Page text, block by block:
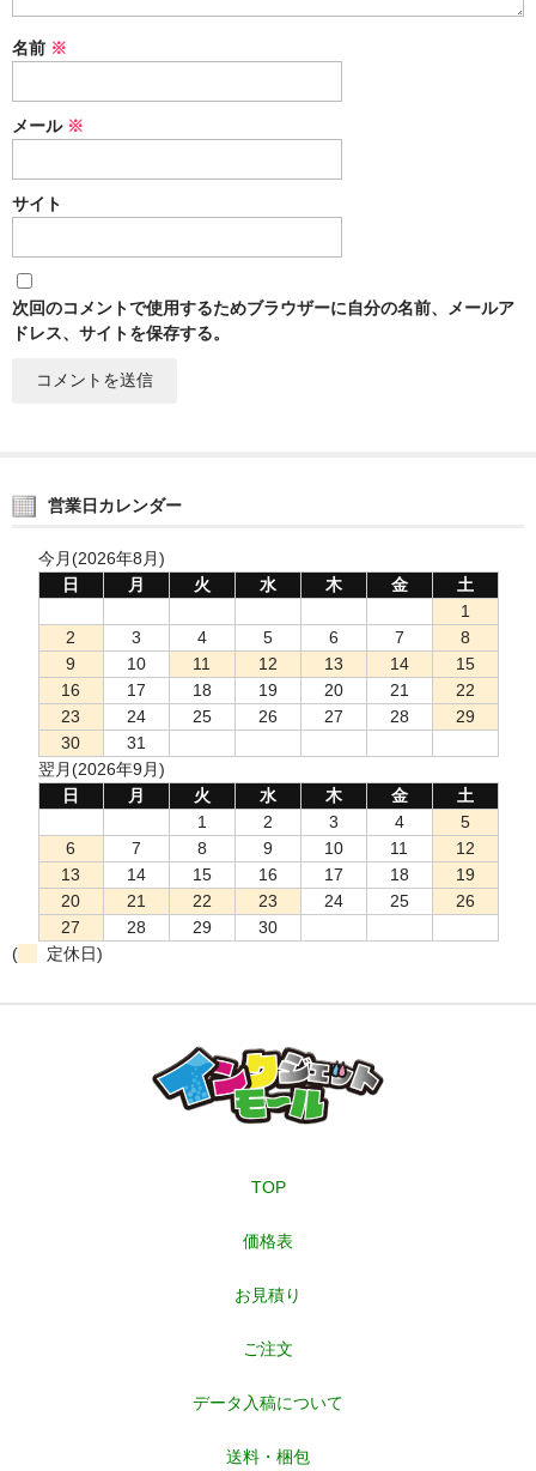
名前 ※
メール ※
サイト
次回のコメントで使用するためブラウザーに自分の名前、メールア
ドレス、サイトを保存する。
営業日カレンダー
今月(2026年8月)
日
月 火 水 木 金
土
1
2
3 4 5 6 7
8
9
10 11 12 13 14
15
16
17 18 19 20 21
22
23
24 25 26 27 28
29
30
31
翌月(2026年9月)
日
月 火 水 木 金
土
1
2 3 4
5
6
7 8 9 10 11
12
13
14 15 16 17 18
19
20
21 22 23 24 25
26
27
28 29
30
(
定休日)
TOP
価格表
お見積り
ご注文
データ入稿について
送料・梱包